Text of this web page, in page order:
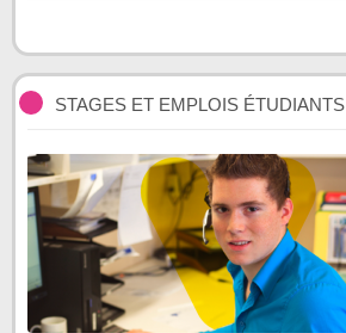
STAGES ET EMPLOIS ÉTUDIANTS